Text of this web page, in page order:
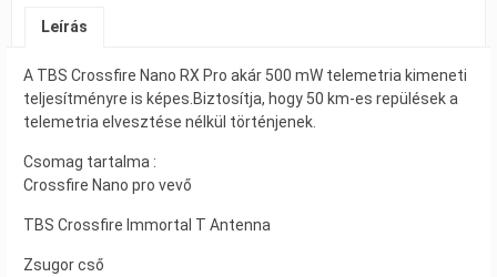
Leírás
A TBS Crossfire Nano RX Pro akár 500 mW telemetria kimeneti
teljesítményre is képes.Biztosítja, hogy 50 km-es repülések a
telemetria elvesztése nélkül történjenek.
Csomag tartalma :
Crossfire Nano pro vevő
TBS Crossfire Immortal T Antenna
Zsugor cső